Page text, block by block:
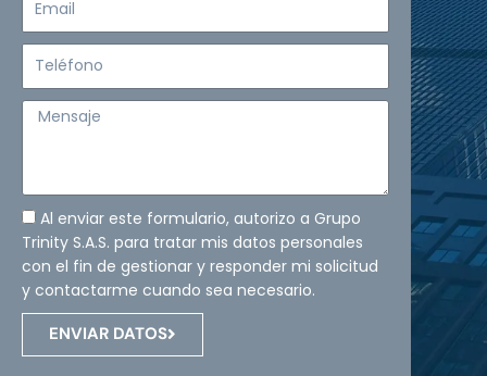
Mensaje
Al enviar este formulario, autorizo a Grupo
Trinity S.A.S. para tratar mis datos personales
con el fin de gestionar y responder mi solicitud
y contactarme cuando sea necesario.
ENVIAR DATOS